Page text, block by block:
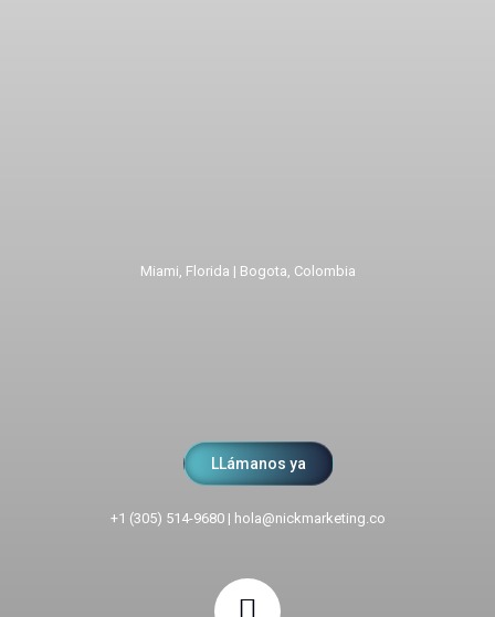
Miami, Florida | Bogota, Colombia
LLámanos ya
+1 (305) 514-9680| hola@nickmarketing.co